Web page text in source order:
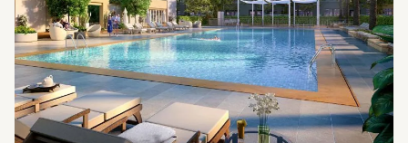
نیز ازجمله امکاناتی است که میدان شهر دبی با فراهم
ساختن زمین فوتبال، زمین تنیس، باشگاه ورزشی بیرونی و
یک استخر شنا، عرضه می نماید. در این منطقه، تجربه وقت
فراغت منحصر به فرد دیگری با سینماهای بیرونی ریل و
همچنین منازل نمایش منظم فیلم عرضه می شود. این